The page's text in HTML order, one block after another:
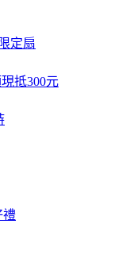
定扇
抵300元
禮